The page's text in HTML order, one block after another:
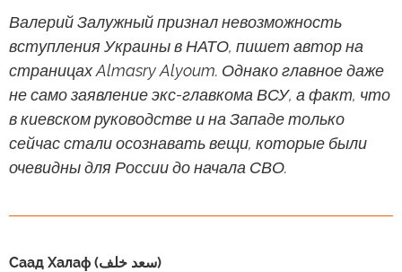
Валерий Залужный признал невозможность
вступления Украины в НАТО, пишет автор на
страницах Almasry Alyoum. Однако главное даже
не само заявление экс-главкома ВСУ, а факт, что
в киевском руководстве и на Западе только
сейчас стали осознавать вещи, которые были
очевидны для России до начала СВО.
Саад Халаф (سعد خلف)